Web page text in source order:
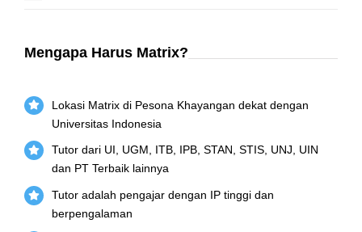
Mengapa Harus Matrix?
Lokasi Matrix di Pesona Khayangan dekat dengan
Universitas Indonesia
Tutor dari UI, UGM, ITB, IPB, STAN, STIS, UNJ, UIN
dan PT Terbaik lainnya
Tutor adalah pengajar dengan IP tinggi dan
berpengalaman